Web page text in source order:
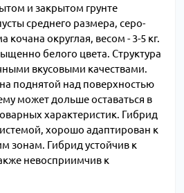
и закрытом грунте
среднего размера, серо-
кочана округлая, весом - 3-5 кг.
белого цвета. Структура
вкусовыми качествами.
поднятой над поверхностью
может дольше оставаться в
характеристик. Гибрид
хорошо адаптирован к
зонам. Гибрид устойчив к
невосприимчив к